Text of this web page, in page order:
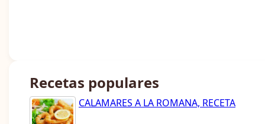
Recetas populares
CALAMARES A LA ROMANA, RECETA